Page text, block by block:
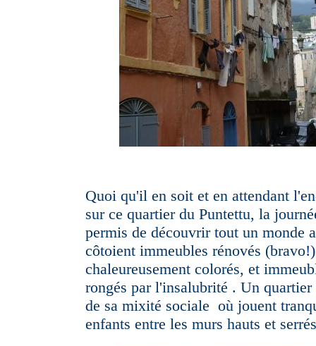
Quoi qu'il en soit et en attendant
sur ce quartier du Puntettu, la
permis de découvrir tout un monde
côtoient immeubles rénovés
chaleureusement colorés, et
rongés par l'insalubrité . Un
de sa mixité sociale où jouent
enfants entre les murs hauts et